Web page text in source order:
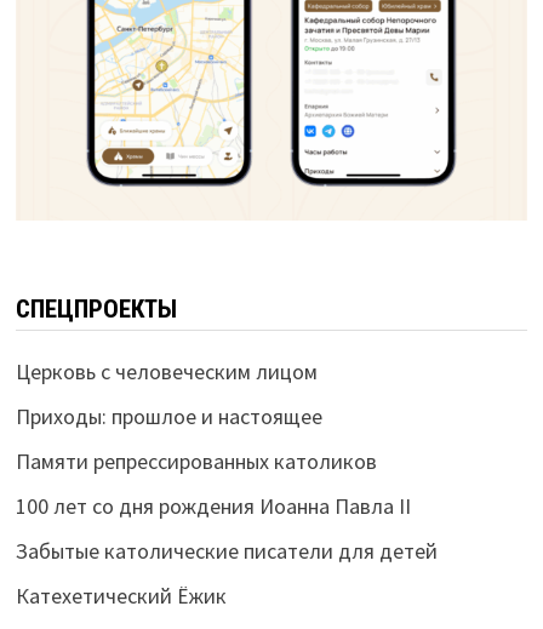
СПЕЦПРОЕКТЫ
Церковь с человеческим лицом
Приходы: прошлое и настоящее
Памяти репрессированных католиков
100 лет со дня рождения Иоанна Павла II
Забытые католические писатели для детей
Катехетический Ёжик